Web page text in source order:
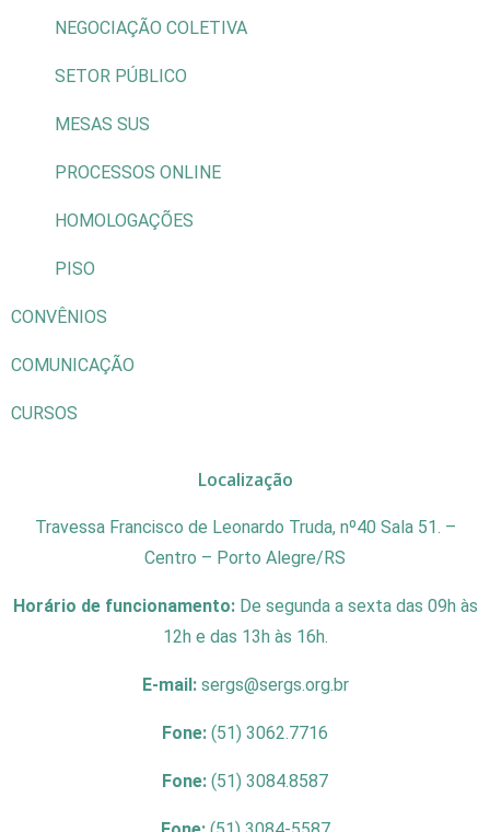
NEGOCIAÇÃO COLETIVA
SETOR PÚBLICO
MESAS SUS
PROCESSOS ONLINE
HOMOLOGAÇÕES
PISO
CONVÊNIOS
COMUNICAÇÃO
CURSOS
Localização
Travessa Francisco de Leonardo Truda, nº40 Sala 51. –
Centro – Porto Alegre/RS
Horário de funcionamento: De segunda a sexta das 09h às
12h e das 13h às 16h.
E-mail: sergs@sergs.org.br
Fone: (51) 3062.7716
Fone: (51) 3084.8587